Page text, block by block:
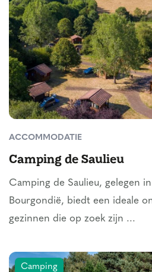
ACCOMMODATIE
Camping de Saulieu
Camping de Saulieu, gelegen
Bourgondië, biedt een ideale
gezinnen die op zoek zijn ...
Camping